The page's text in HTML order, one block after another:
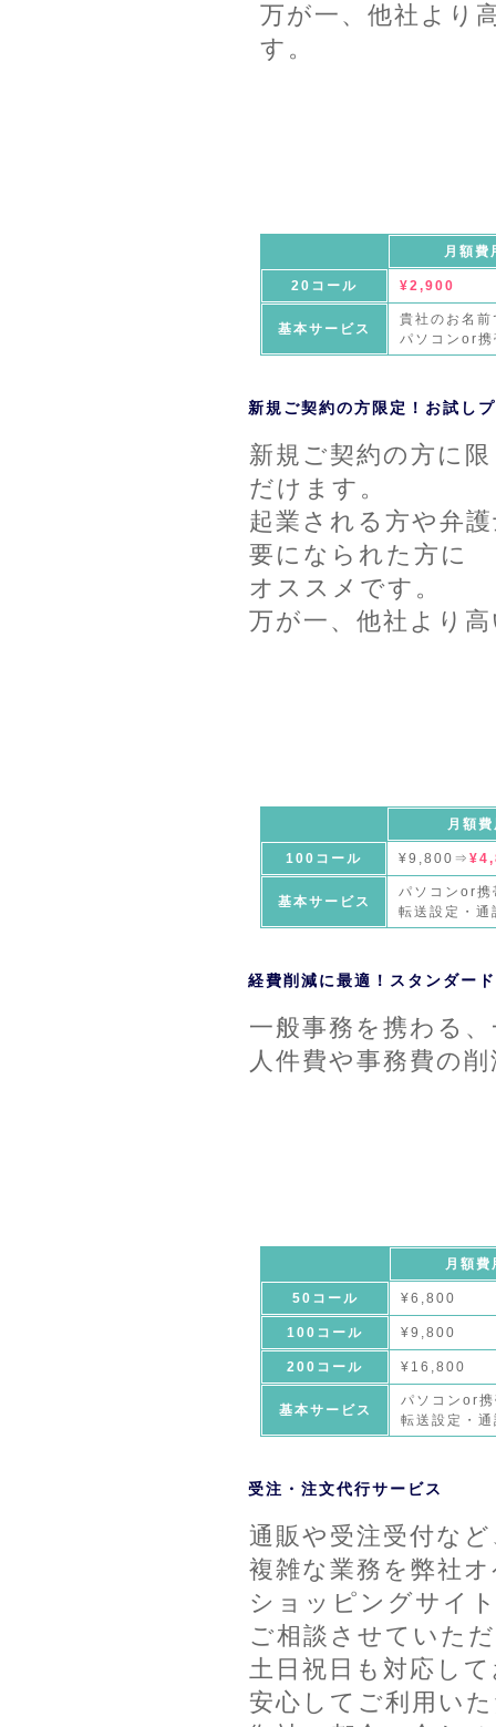
万が一、他社より
す。
月額費
20コール ¥2,900
基本サービス
貴社のお名
パソコンor
新規ご契約の方限定！お試し
新規ご契約の方に
だけます。
起業される方や弁
要になられた方に
オススメです。
万が一、他社より
月額
100コール ¥9,800⇒
基本サービス
パソコンor携
転送設定・通
経費削減に最適！スタンダー
一般事務を携わる
人件費や事務費の
月額費
50コール ¥6,800
100コール ¥9,800
200コール ¥16,800
基本サービス
パソコンor
転送設定・
受注・注文代行サービス
通販や受注受付な
複雑な業務を弊社
ショッピングサイ
ご相談させていた
土日祝日も対応し
安心してご利用い